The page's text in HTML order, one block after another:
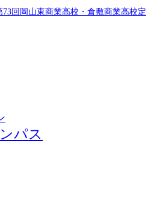
回岡山東商業高校・倉敷商業高校定
パス